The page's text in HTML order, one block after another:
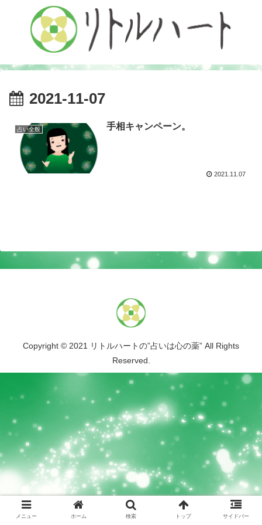
2021-11-07
占い全般 手相キャンペーン。
2021.11.07
Copyright © 2021 リトルハートの”占いは心の薬” All Rights
Reserved.
メニュー ホーム 検索 トップ サイドバー